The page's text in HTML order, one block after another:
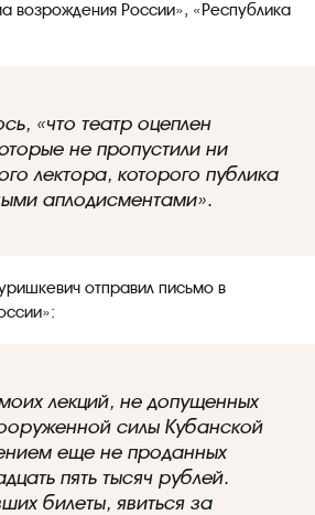
возрождения России», «Республика
«что театр оцеплен
не пропустили ни
лектора, которого публика
аплодисментами».
отправил письмо в
лекций, не допущенных
силы Кубанской
еще не проданных
пять тысяч рублей.
билеты, явиться за